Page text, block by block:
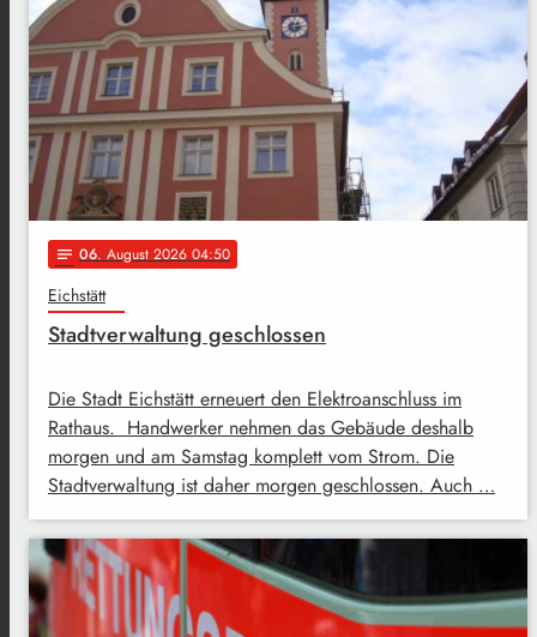
notes 06. August 2026 04:50
Eichstätt
Stadtverwaltung geschlossen
Die Stadt Eichstätt erneuert den Elektroanschluss im
Rathaus. Handwerker nehmen das Gebäude deshalb
morgen und am Samstag komplett vom Strom. Die
Stadtverwaltung ist daher morgen geschlossen. Auch …